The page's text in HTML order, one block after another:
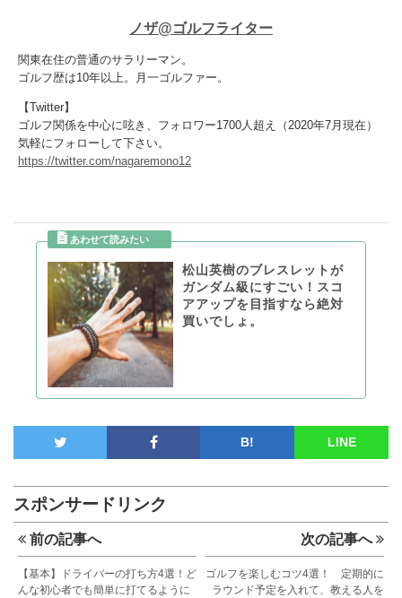
ノザ@ゴルフライター
関東在住の普通のサラリーマン。
ゴルフ歴は10年以上。月一ゴルファー。
【Twitter】
ゴルフ関係を中心に呟き、フォロワー1700人超え（2020年7月現在）
気軽にフォローして下さい。
https://twitter.com/nagaremono12
松山英樹のブレスレットが
ガンダム級にすごい！スコ
アアップを目指すなら絶対
買いでしょ。
B! LINE
スポンサードリンク
前の記事へ
【基本】ドライバーの打ち方4選！ど
んな初心者でも簡単に打てるように
次の記事へ
ゴルフを楽しむコツ4選！ 定期的に
ラウンド予定を入れて、教える人を